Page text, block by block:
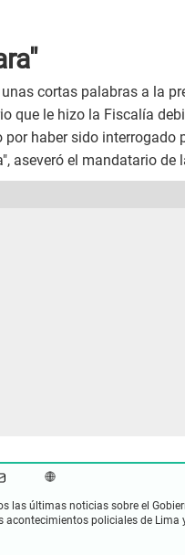
cortas palabras a la
que le hizo la Fiscalía
haber sido interrogado
aseveró el mandatario de
las últimas noticias sobre el
policiales de Lima